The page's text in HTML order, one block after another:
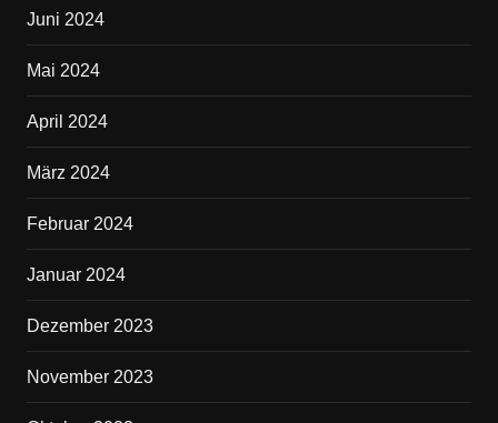
Juni 2024
Mai 2024
April 2024
März 2024
Februar 2024
Januar 2024
Dezember 2023
November 2023